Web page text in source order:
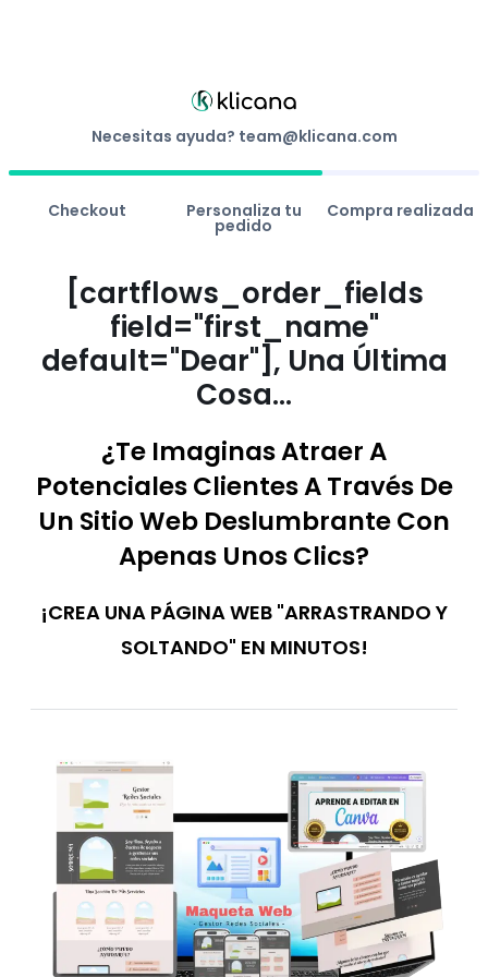
Necesitas ayuda? team@klicana.com
Checkout Personaliza tu
pedido
Compra realizada
[cartflows_order_fields
field="first_name"
default="Dear"], Una Última
Cosa...
¿Te Imaginas Atraer A
Potenciales Clientes A Través De
Un Sitio Web Deslumbrante Con
Apenas Unos Clics?
¡CREA UNA PÁGINA WEB "ARRASTRANDO Y
SOLTANDO" EN MINUTOS!